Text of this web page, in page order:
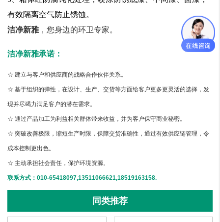
有效隔离空气防止锈蚀。
洁净新雅，您身边的环卫专家。
洁净新雅承诺：
☆ 建立与客户和供应商的战略合作伙伴关系。
☆ 基于组织的弹性，在设计、生产、交货等方面给客户更多更灵活的选择，发
现并尽竭力满足客户的潜在需求。
☆ 通过产品加工为利益相关群体带来收益，并为客户保守商业秘密。
☆ 突破改善极限，缩短生产时限，保障交货准确性，通过有效供应链管理，令
成本控制更出色。
☆ 主动承担社会责任，保护环境资源。
联系方式：010-65418097,13511066621,18519163158.
同类推荐